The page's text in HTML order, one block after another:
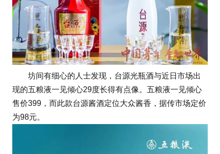
坊间有细心的人士发现，台源光瓶酒与近日市场出
现的五粮液一见倾心29度长得有点像。五粮液一见倾心
售价399，而此款台源酱酒定位大众酱香，据传市场定价
为98元。